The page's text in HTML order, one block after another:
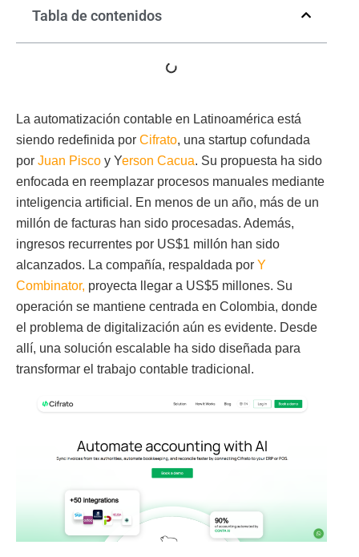
Tabla de contenidos
La automatización contable en Latinoamérica está
siendo redefinida por Cifrato, una startup cofundada
por Juan Pisco y Yerson Cacua. Su propuesta ha sido
enfocada en reemplazar procesos manuales mediante
inteligencia artificial. En menos de un año, más de un
millón de facturas han sido procesadas. Además,
ingresos recurrentes por US$1 millón han sido
alcanzados. La compañía, respaldada por Y
Combinator, proyecta llegar a US$5 millones. Su
operación se mantiene centrada en Colombia, donde
el problema de digitalización aún es evidente. Desde
allí, una solución escalable ha sido diseñada para
transformar el trabajo contable tradicional.